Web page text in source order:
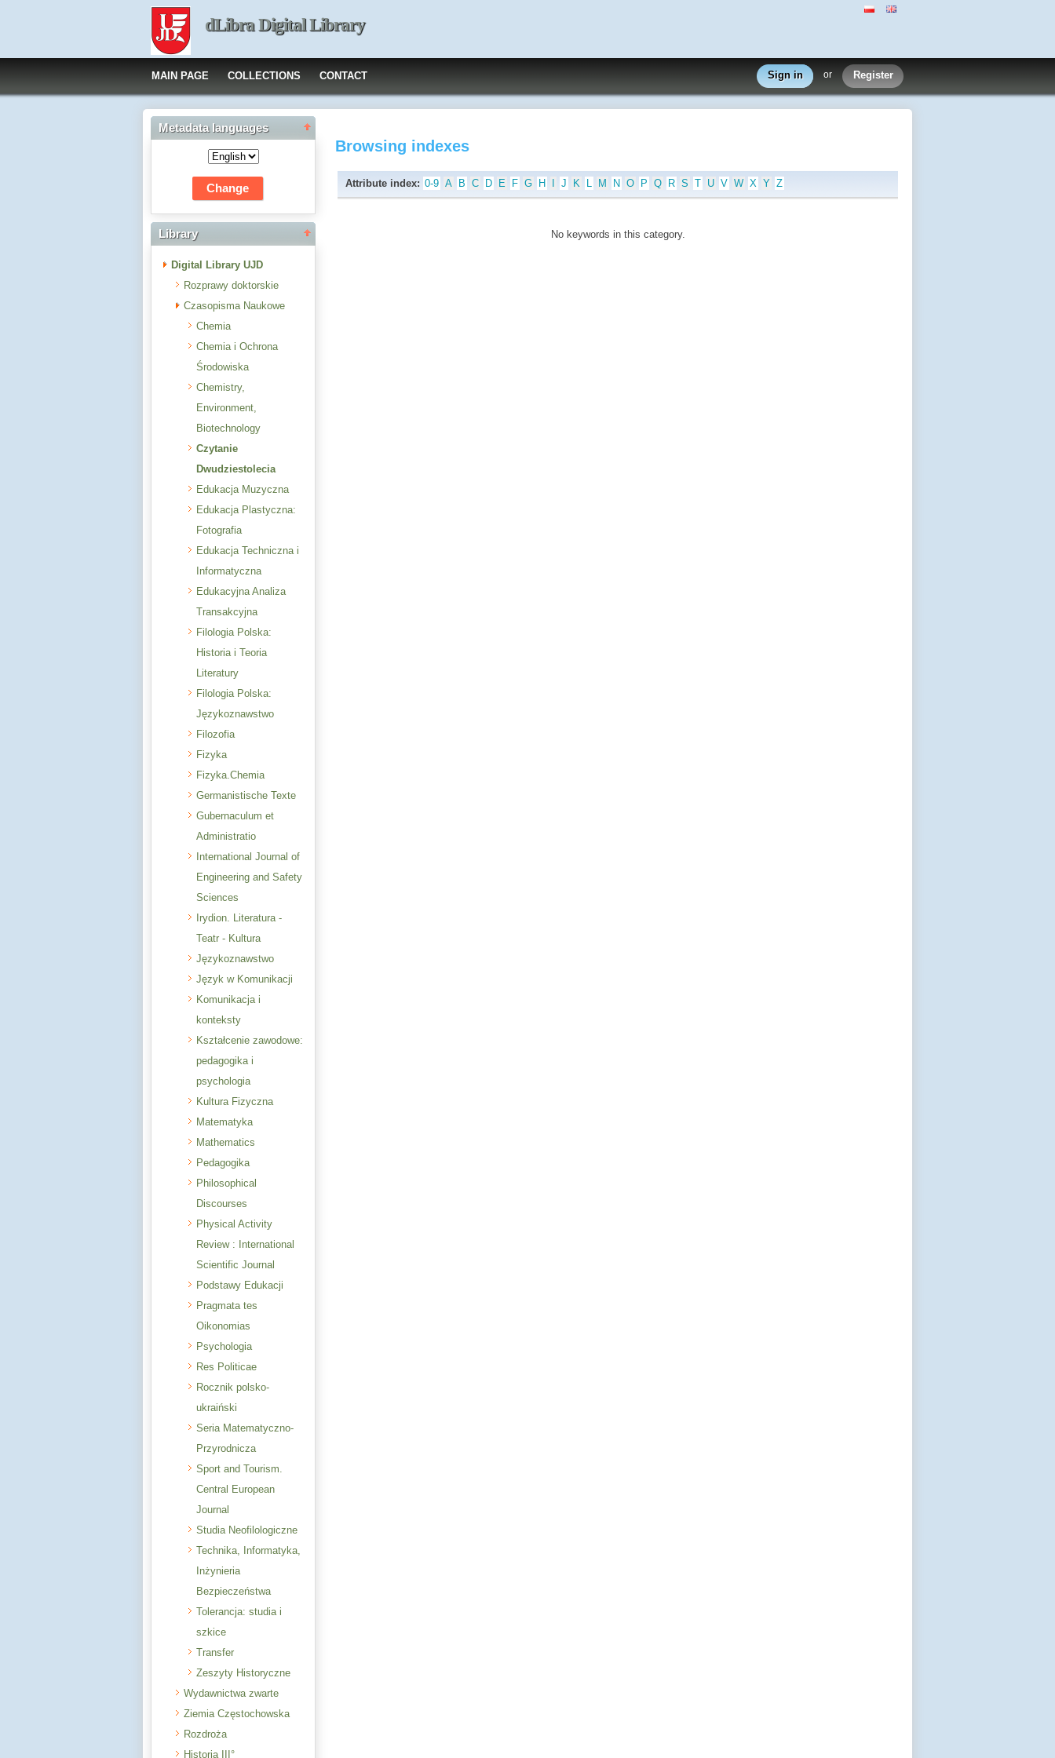
dLibra Digital Library
MAIN PAGE COLLECTIONS CONTACT Sign in or Register
Metadata languages
Library
Digital Library UJD
Rozprawy doktorskie
Czasopisma Naukowe
Chemia
Chemia i Ochrona
Środowiska
Chemistry,
Environment,
Biotechnology
Czytanie
Dwudziestolecia
Edukacja Muzyczna
Edukacja Plastyczna:
Fotografia
Edukacja Techniczna i
Informatyczna
Edukacyjna Analiza
Transakcyjna
Filologia Polska:
Historia i Teoria
Literatury
Filologia Polska:
Językoznawstwo
Filozofia
Fizyka
Fizyka.Chemia
Germanistische Texte
Gubernaculum et
Administratio
International Journal of
Engineering and Safety
Sciences
Irydion. Literatura -
Teatr - Kultura
Językoznawstwo
Język w Komunikacji
Komunikacja i
konteksty
Kształcenie zawodowe:
pedagogika i
psychologia
Kultura Fizyczna
Matematyka
Mathematics
Pedagogika
Philosophical
Discourses
Physical Activity
Review : International
Scientific Journal
Podstawy Edukacji
Pragmata tes
Oikonomias
Psychologia
Res Politicae
Rocznik polsko-
ukraiński
Seria Matematyczno-
Przyrodnicza
Sport and Tourism.
Central European
Journal
Studia Neofilologiczne
Technika, Informatyka,
Inżynieria
Bezpieczeństwa
Tolerancja: studia i
szkice
Transfer
Zeszyty Historyczne
Wydawnictwa zwarte
Ziemia Częstochowska
Rozdroża
Historia III°
Browsing indexes
Attribute index: 0-9 A B C D E F G H J K L M N O P Q R S T U V W X Y Z
No keywords in this category.